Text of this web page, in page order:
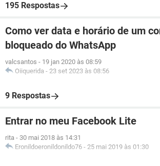
195 Respostas
Como ver data e horário de um
bloqueado do WhatsApp
valcsantos - 19 jan 2020 às 08:59
Oiiquerida - 23 set 2023 às 08:56
9 Respostas
Entrar no meu Facebook Lite
rita - 30 mai 2018 às 14:31
Eronildoeronildonildo76 - 25 mai 2019 às 01:30